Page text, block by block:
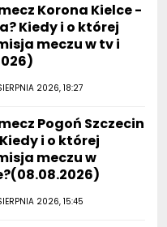
Korona Kielce -
Kiedy i o której
meczu w tv i
2026, 18:27
Pogoń Szczecin
i o której
meczu w
2026, 15:45